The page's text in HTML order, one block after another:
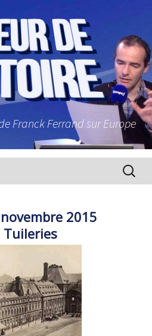
Franck Ferrand sur Europe
2015
Tuileries